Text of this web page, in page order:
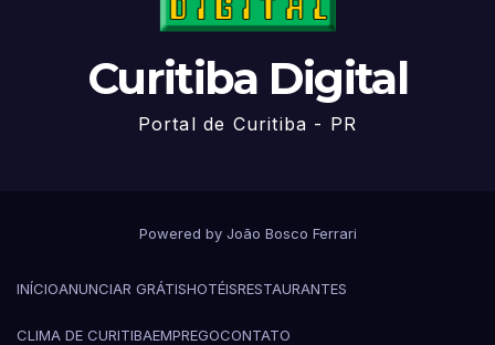
Curitiba Digital
Portal de Curitiba - PR
Powered by João Bosco Ferrari
INÍCIOANUNCIAR GRÁTISHOTÉISRESTAURANTES
CLIMA DE CURITIBAEMPREGOCONTATO